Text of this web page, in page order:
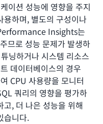
션 성능에 영향을 주지
용하며, 별도의 구성이나
Insights는
므로 성능 문제가 발생하
닝하거나 시스템 리소스
데이터베이스의 경우
CPU 사용량을 모니터
쿼리의 영향을 평가하
, 더 나은 성능을 위해
습니다.